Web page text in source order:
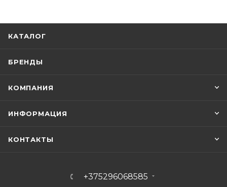
КАТАЛОГ
БРЕНДЫ
КОМПАНИЯ
ИНФОРМАЦИЯ
КОНТАКТЫ
+375296068585